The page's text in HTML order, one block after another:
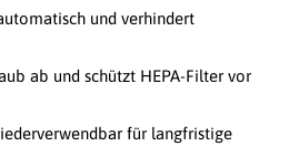
und verhindert
ab und schützt HEPA-Filter vor
für langfristige